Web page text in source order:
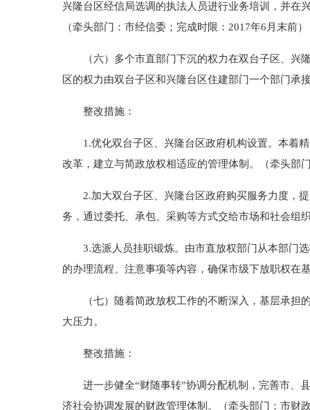
兴隆台区经信局选调的执法人员进行业务培训，并在
（牵头部门：市经信委；完成时限：2017年6月末前）
（六）多个市直部门下沉的权力在双台子区、兴隆
区的权力由双台子区和兴隆台区住建部门一个部门承
整改措施：
1.优化双台子区、兴隆台区政府机构设置。本着精
改革，建立与简政放权相适应的管理体制。（牵头部
2.加大双台子区、兴隆台区政府购买服务力度，提
务，通过委托、承包、采购等方式交给市场和社会组
3.选派人员挂职锻炼。由市直放权部门从本部门选
的办理流程、注意事项等内容，确保市级下放职权在
（七）随着简政放权工作的不断深入，基层承担的
大压力。
整改措施：
进一步健全“财随事转”协调分配机制，完善市、县
济社会协调发展的财政管理体制。（牵头部门：市财